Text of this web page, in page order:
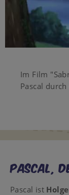
Im Film
Pascal
Pascal,
Pascal ist